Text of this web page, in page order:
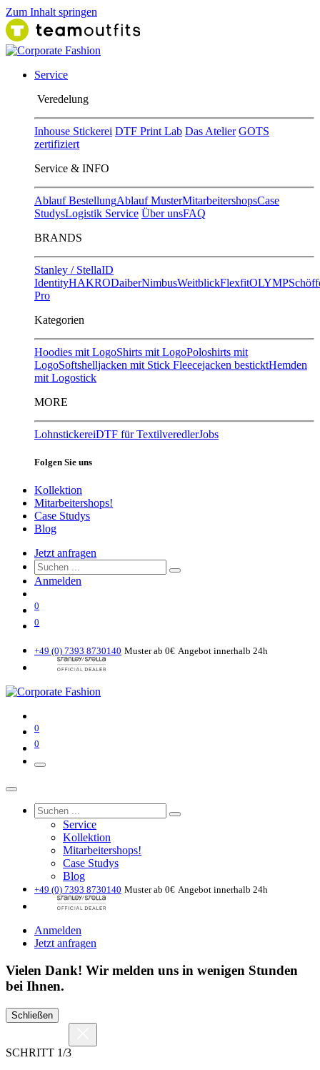
Zum Inhalt springen
Service
Ver​edelung
Inhouse Stickerei DTF Print Lab Das Atelier GOTS
zertifiziert
Service & INFO
Ablauf BestellungAblauf MusterMitarbeitershopsCase
StudysLogistik Service Über unsFAQ
BRANDS
Stanley / StellaID
IdentityHAKRODaiberNimbusWeitblickFlexfitOLYMP
Pro
Kategorien
Hoodies mit LogoShirts mit LogoPoloshirts mit
LogoSoftshelljacken mit Stick Fleecejacken besticktHemden
mit Logostick
MORE
LohnstickereiDTF für TextilveredlerJobs
Folgen Sie uns
Kollektion
Mitarbeitershops!
Case Studys
Blog
Jetzt anfragen
Anmelden
0
0
+49 (0) 7393 8730140 Muster ab 0€ Angebot innerhalb 24h
0
0
Service
Kollektion
Mitarbeitershops!
Case Studys
Blog
+49 (0) 7393 8730140 Muster ab 0€ Angebot innerhalb 24h
Anmelden
Jetzt anfragen
Vielen Dank! Wir melden uns in wenigen Stunden
bei Ihnen.
Schließen
SCHRITT 1/3